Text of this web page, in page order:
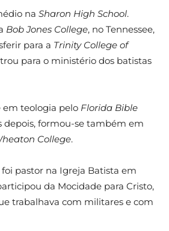
na Sharon High School.
Bob Jones College, no Tennessee,
para a Trinity College of
para o ministério dos batistas
em teologia pelo Florida Bible
depois, formou-se também em
College.
foi pastor na Igreja Batista em
da Mocidade para Cristo,
trabalhava com militares e com